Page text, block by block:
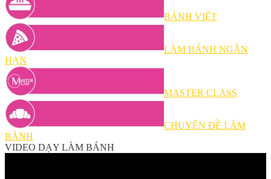
BÁNH VIỆT
LÀM BÁNH NGẮN
HẠN
MASTER CLASS
CHUYÊN ĐỀ LÀM
BÁNH
VIDEO DẠY LÀM BÁNH